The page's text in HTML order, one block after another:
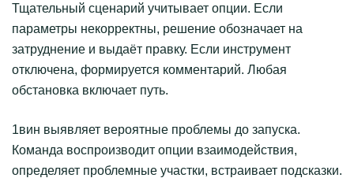
Тщательный сценарий учитывает опции. Если
параметры некорректны, решение обозначает на
затруднение и выдаёт правку. Если инструмент
отключена, формируется комментарий. Любая
обстановка включает путь.
1вин выявляет вероятные проблемы до запуска.
Команда воспроизводит опции взаимодействия,
определяет проблемные участки, встраивает подсказки.